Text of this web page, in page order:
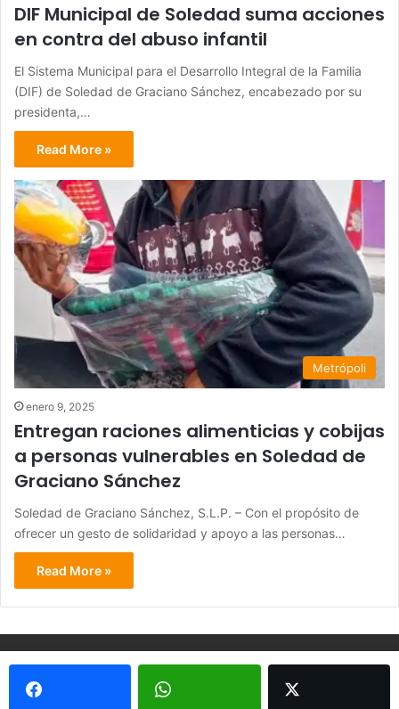
DIF Municipal de Soledad suma acciones
en contra del abuso infantil
El Sistema Municipal para el Desarrollo Integral de la Familia
(DIF) de Soledad de Graciano Sánchez, encabezado por su
presidenta,…
Read More »
Metrópoli
enero 9, 2025
Entregan raciones alimenticias y cobijas
a personas vulnerables en Soledad de
Graciano Sánchez
Soledad de Graciano Sánchez, S.L.P. – Con el propósito de
ofrecer un gesto de solidaridad y apoyo a las personas…
Read More »
© Copyright 2026, Todos los derechos reservados - Metrópoli
San Luis 2013 |